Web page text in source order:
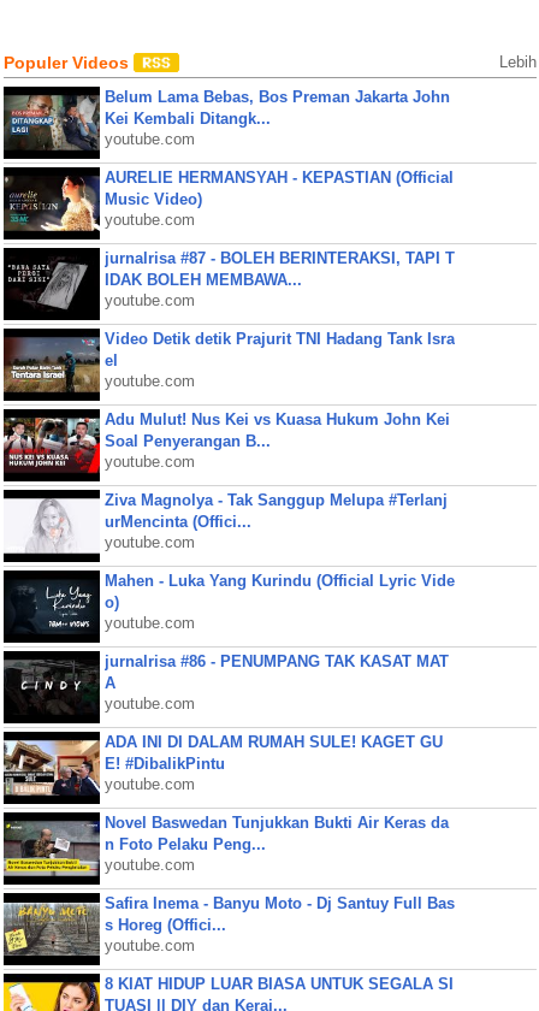
Populer Videos Lebih
Belum Lama Bebas, Bos Preman Jakarta John
Kei Kembali Ditangk...
youtube.com
AURELIE HERMANSYAH - KEPASTIAN (Official
Music Video)
youtube.com
jurnalrisa #87 - BOLEH BERINTERAKSI, TAPI T
IDAK BOLEH MEMBAWA...
youtube.com
Video Detik detik Prajurit TNI Hadang Tank Isra
el
youtube.com
Adu Mulut! Nus Kei vs Kuasa Hukum John Kei
Soal Penyerangan B...
youtube.com
Ziva Magnolya - Tak Sanggup Melupa #Terlanj
urMencinta (Offici...
youtube.com
Mahen - Luka Yang Kurindu (Official Lyric Vide
o)
youtube.com
jurnalrisa #86 - PENUMPANG TAK KASAT MAT
A
youtube.com
ADA INI DI DALAM RUMAH SULE! KAGET GU
E! #DibalikPintu
youtube.com
Novel Baswedan Tunjukkan Bukti Air Keras da
n Foto Pelaku Peng...
youtube.com
Safira Inema - Banyu Moto - Dj Santuy Full Bas
s Horeg (Offici...
youtube.com
8 KIAT HIDUP LUAR BIASA UNTUK SEGALA SI
TUASI || DIY dan Keraj...